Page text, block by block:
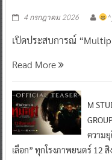
4 กรกฎาคม 2026 ^
เปิดประสบการณ์
Read More
M
ความ
เลือก” ทุกโรงภาพยนตร์ 12